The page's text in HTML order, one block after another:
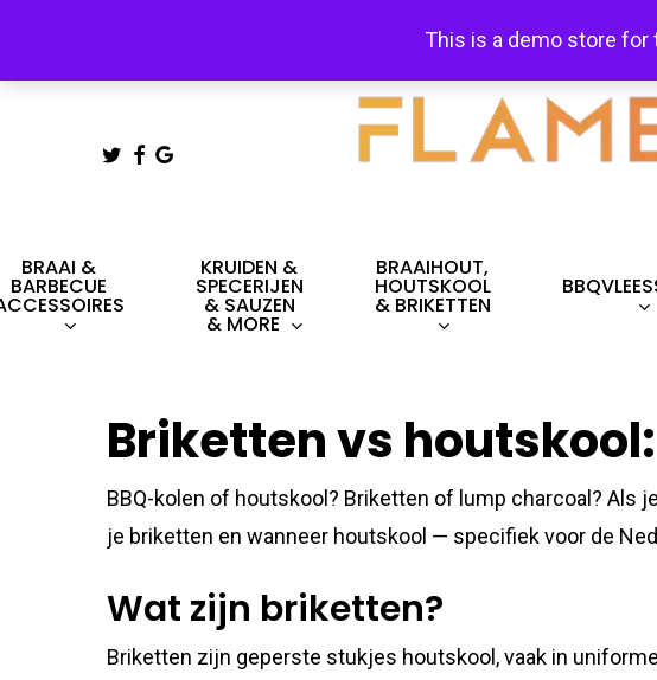
This is a demo store
FREE
TWITTER
FACEBOOK
GOOGLE-
BRAAI &
BARBECUE
KRUIDEN &
SPECERIJEN
& SAUZEN
& MORE
BRAAIHOUT,
HOUTSKOOL
& BRIKETTEN
Briketten vs
BBQ-kolen of houtskool? Briketten of lump charcoal? Als
je briketten en wanneer houtskool — specifiek voor de
Wat zijn briketten?
Briketten zijn geperste stukjes houtskool, vaak in